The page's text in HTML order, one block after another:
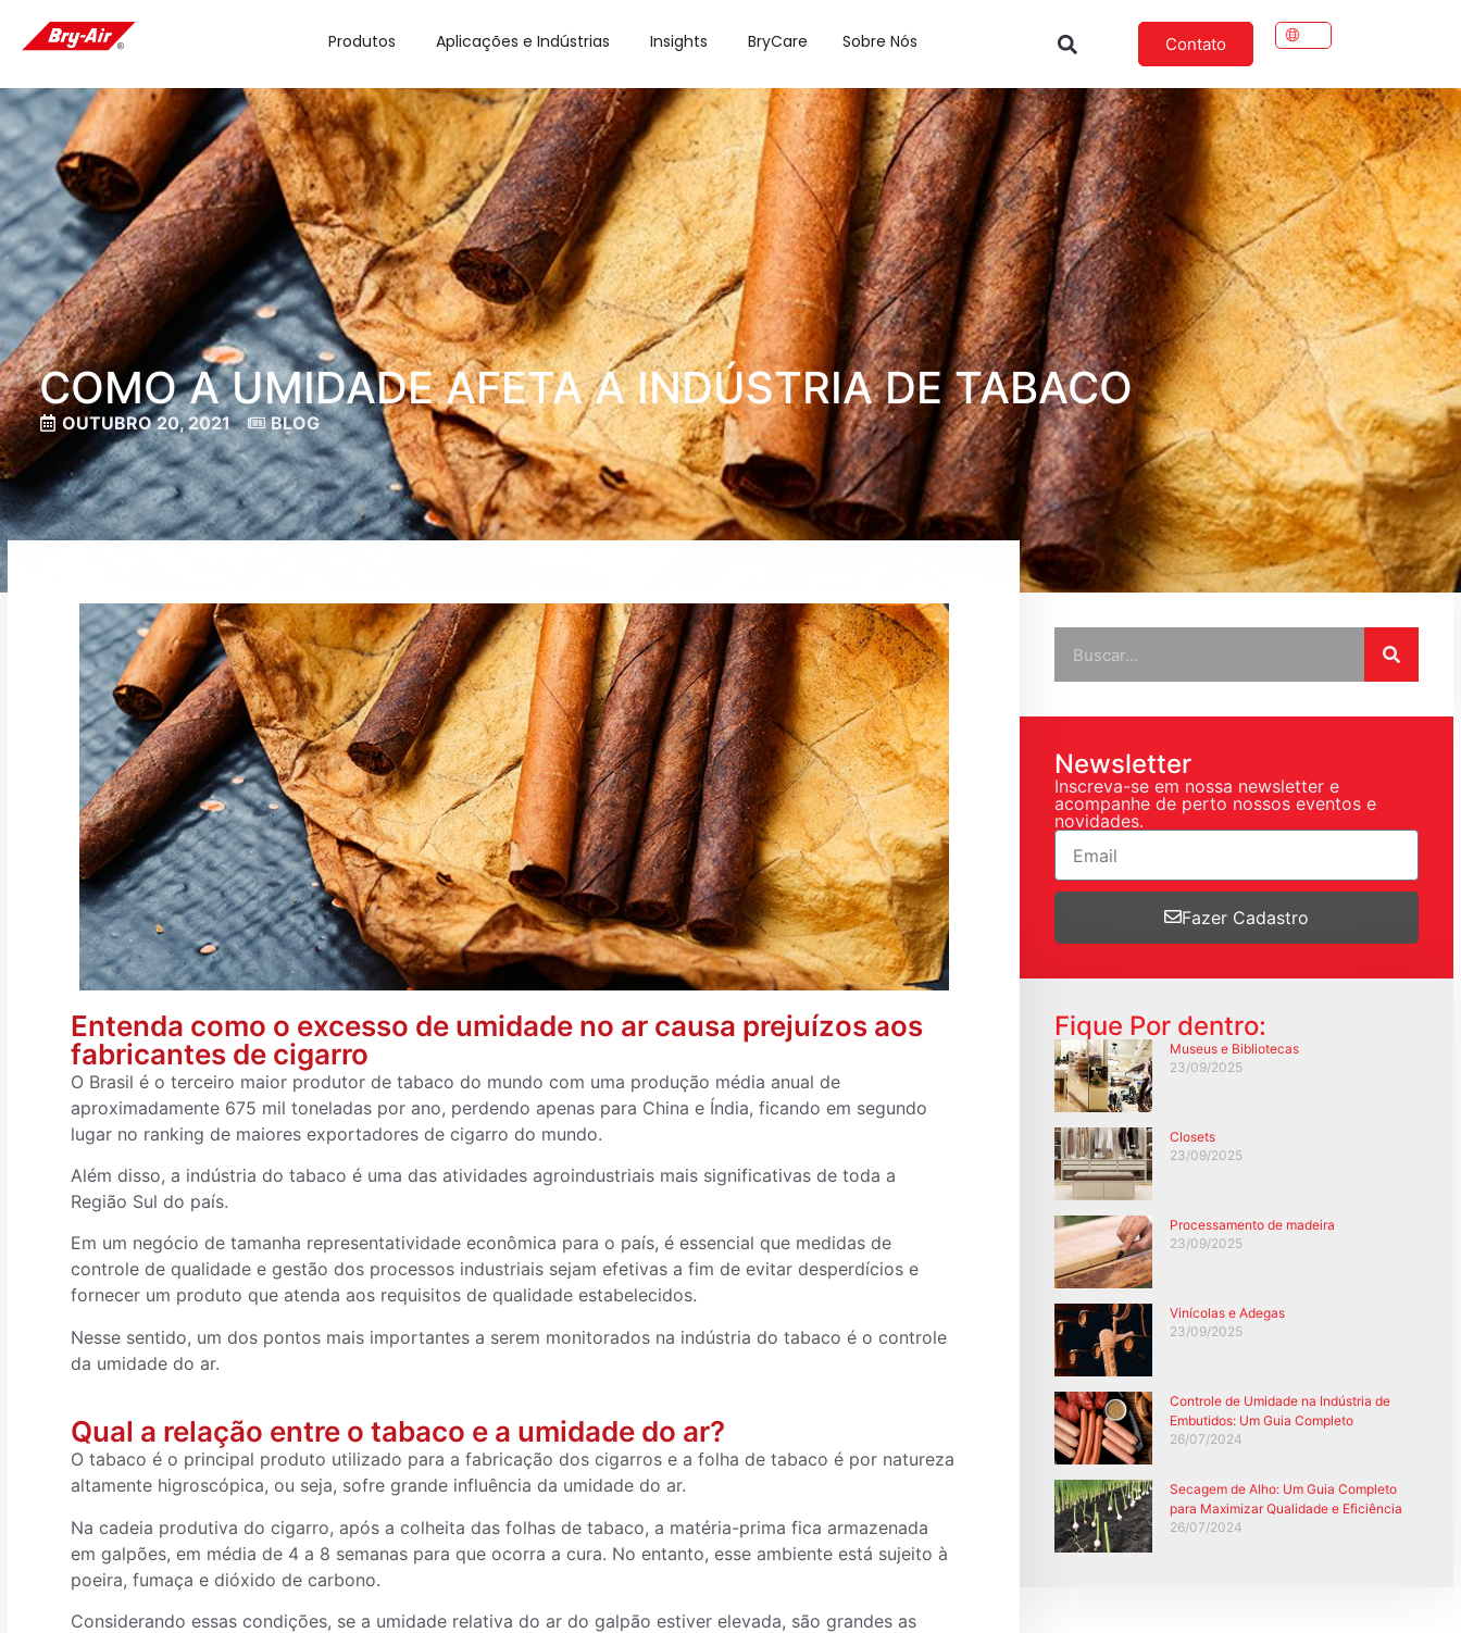
Produtos Aplicações e Indústrias Insights BryCare Sobre Nós Contato
COMO A UMIDADE AFETA A INDÚSTRIA DE TABACO
OUTUBRO 20, 2021 BLOG
Entenda como o excesso de umidade no ar causa prejuízos aos
fabricantes de cigarro
O Brasil é o terceiro maior produtor de tabaco do mundo com uma produção média anual de
aproximadamente 675 mil toneladas por ano, perdendo apenas para China e Índia, ficando em segundo
lugar no ranking de maiores exportadores de cigarro do mundo.
Além disso, a indústria do tabaco é uma das atividades agroindustriais mais significativas de toda a
Região Sul do país.
Em um negócio de tamanha representatividade econômica para o país, é essencial que medidas de
controle de qualidade e gestão dos processos industriais sejam efetivas a fim de evitar desperdícios e
fornecer um produto que atenda aos requisitos de qualidade estabelecidos.
Nesse sentido, um dos pontos mais importantes a serem monitorados na indústria do tabaco é o controle
da umidade do ar.
Qual a relação entre o tabaco e a umidade do ar?
O tabaco é o principal produto utilizado para a fabricação dos cigarros e a folha de tabaco é por natureza
altamente higroscópica, ou seja, sofre grande influência da umidade do ar.
Na cadeia produtiva do cigarro, após a colheita das folhas de tabaco, a matéria-prima fica armazenada
em galpões, em média de 4 a 8 semanas para que ocorra a cura. No entanto, esse ambiente está sujeito à
poeira, fumaça e dióxido de carbono.
Considerando essas condições, se a umidade relativa do ar do galpão estiver elevada, são grandes as
Newsletter
Inscreva-se em nossa newsletter e
acompanhe de perto nossos eventos e
novidades.
Fazer Cadastro
Fique Por dentro:
Museus e Bibliotecas
23/09/2025
Closets
23/09/2025
Processamento de madeira
23/09/2025
Vinícolas e Adegas
23/09/2025
Controle de Umidade na Indústria de
Embutidos: Um Guia Completo
26/07/2024
Secagem de Alho: Um Guia Completo
para Maximizar Qualidade e Eficiência
26/07/2024